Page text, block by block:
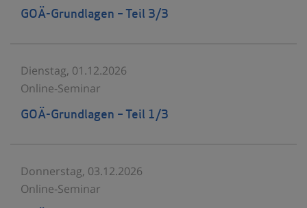
GOÄ-Grundlagen – Teil 3/3
Dienstag, 01.12.2026
Online-Seminar
GOÄ-Grundlagen – Teil 1/3
Donnerstag, 03.12.2026
Online-Seminar